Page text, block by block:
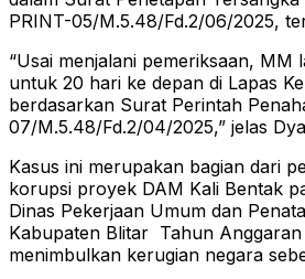
PRINT-05/M.5.48/Fd.2/06/2025,
“Usai menjalani pemeriksaan, MM
untuk 20 hari ke depan di Lapas
berdasarkan Surat Perintah
07/M.5.48/Fd.2/04/2025,” jelas
Kasus ini merupakan bagian dari
korupsi proyek DAM Kali Bentak
Dinas Pekerjaan Umum dan
Kabupaten Blitar Tahun
menimbulkan kerugian negara